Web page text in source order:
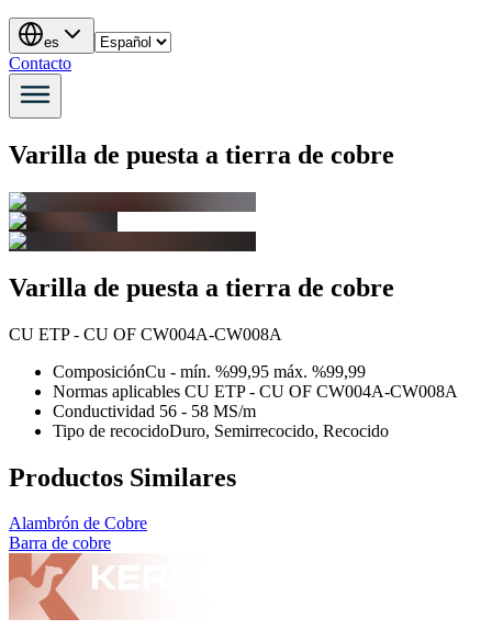
es
Contacto
Varilla de puesta a tierra de cobre
Varilla de puesta a tierra de cobre
CU ETP - CU OF CW004A-CW008A
ComposiciónCu - mín. %99,95 máx. %99,99
Normas aplicables CU ETP - CU OF CW004A-CW008A
Conductividad 56 - 58 MS/m
Tipo de recocidoDuro, Semirrecocido, Recocido
Productos Similares
Alambrón de Cobre
Barra de cobre